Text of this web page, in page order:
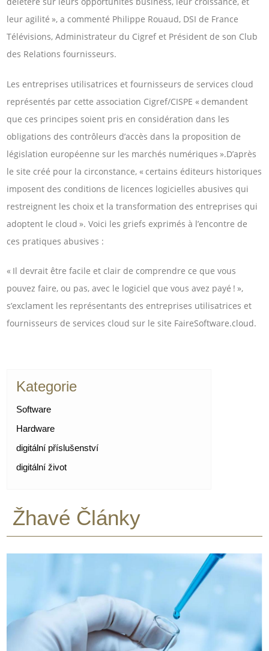
leur agilité », a commenté Philippe Rouaud, DSI de France
Télévisions, Administrateur du Cigref et Président de son Club
des Relations fournisseurs.
Les entreprises utilisatrices et fournisseurs de services cloud
représentés par cette association Cigref/CISPE « demandent
que ces principes soient pris en considération dans les
obligations des contrôleurs d’accès dans la proposition de
législation européenne sur les marchés numériques ».D’après
le site créé pour la circonstance, « certains éditeurs historiques
imposent des conditions de licences logicielles abusives qui
restreignent les choix et la transformation des entreprises qui
adoptent le cloud ». Voici les griefs exprimés à l’encontre de
ces pratiques abusives :
« Il devrait être facile et clair de comprendre ce que vous
pouvez faire, ou pas, avec le logiciel que vous avez payé ! »,
s’exclament les représentants des entreprises utilisatrices et
fournisseurs de services cloud sur le site FaireSoftware.cloud.
Kategorie
Software
Hardware
digitální příslušenství
digitální život
Žhavé Články